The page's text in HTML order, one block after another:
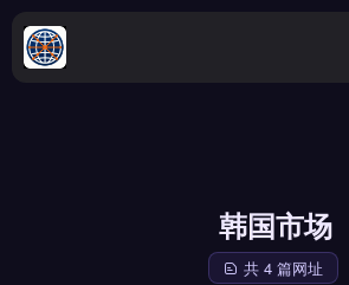
韩国市场
共 4 篇网址